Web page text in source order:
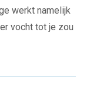
werkt namelijk
vocht tot je zou